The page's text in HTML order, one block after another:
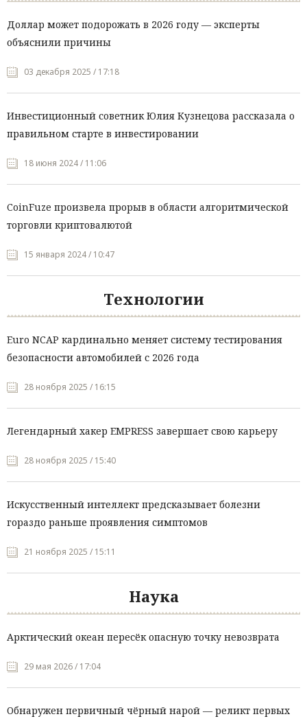
Доллар может подорожать в 2026 году — эксперты
объяснили причины
03 декабря 2025 / 17:18
Инвестиционный советник Юлия Кузнецова рассказала о
правильном старте в инвестировании
18 июня 2024 / 11:06
CoinFuze произвела прорыв в области алгоритмической
торговли криптовалютой
15 января 2024 / 10:47
Технологии
Euro NCAP кардинально меняет систему тестирования
безопасности автомобилей с 2026 года
28 ноября 2025 / 16:15
Легендарный хакер EMPRESS завершает свою карьеру
28 ноября 2025 / 15:40
Искусственный интеллект предсказывает болезни
гораздо раньше проявления симптомов
21 ноября 2025 / 15:11
Наука
Арктический океан пересёк опасную точку невозврата
29 мая 2026 / 17:04
Обнаружен первичный чёрный нарой — реликт первых